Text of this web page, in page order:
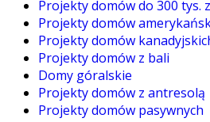
Projekty domów do 300 tys.
Projekty domów
Projekty domów
Projekty domów z bali
Domy góralskie
Projekty domów z antresolą
Projekty domów pasywnych